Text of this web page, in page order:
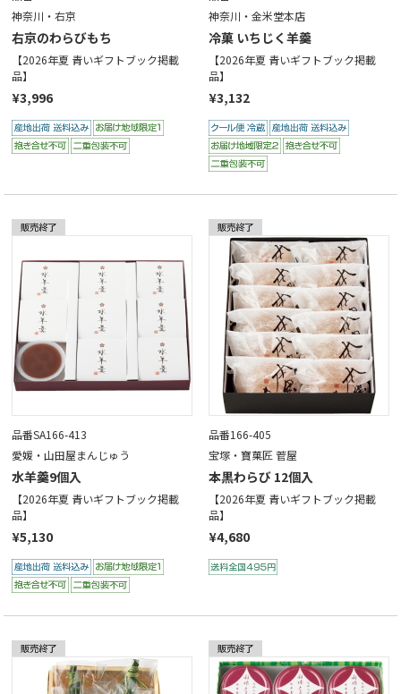
神奈川・右京
右京のわらびもち
【2026年夏 青いギフトブック掲載
品】
¥3,996
神奈川・金米堂本店
冷菓 いちじく羊羹
【2026年夏 青いギフトブック掲載
品】
¥3,132
品番SA166-413
愛媛・山田屋まんじゅう
水羊羹9個入
【2026年夏 青いギフトブック掲載
品】
¥5,130
品番166-405
宝塚・寶菓匠 菅屋
本黒わらび 12個入
【2026年夏 青いギフトブック掲載
品】
¥4,680